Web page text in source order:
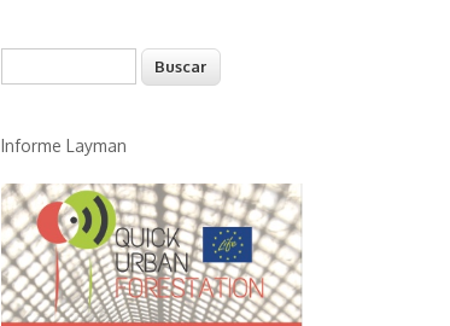
Formulario de búsqueda
Informe Layman